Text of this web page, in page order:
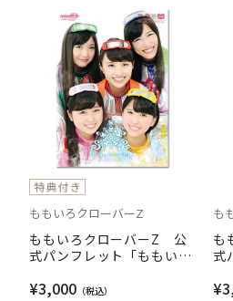
ももいろクローバーZ
ももいろクローバーZ 公
式パンフレット「ももいろ
スーパーアリーナ大会 ～
¥3,000
も
も
式
ス